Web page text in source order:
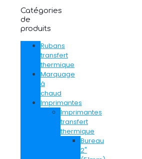
Catégories
de
produits
Rubans
transfert
thermique
Marquage
à
chaud
Imprimantes
Imprimantes
transfert
thermique
Bureau
2"